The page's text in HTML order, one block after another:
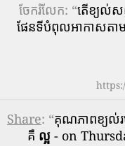
ចែករំលែក: “តើ​ខ្យល់​ស
ផែនទីបំពុលអាកាសតាម
Share: “គុណភាពខ្យល់
គឺ ល្អ- on